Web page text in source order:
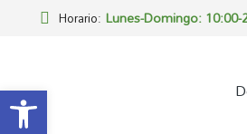
Horario: Lunes-Domingo: 10:00-
Abrir barra de herramientas